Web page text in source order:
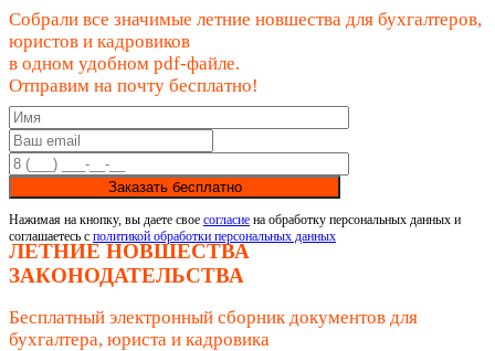
Собрали все значимые летние новшества для бухгалтеров,
юристов и кадровиков
в одном удобном pdf-файле.
Отправим на почту бесплатно!
Заказать бесплатно
Нажимая на кнопку, вы даете свое согласие на обработку персональных данных и
соглашаетесь с политикой обработки персональных данных
ЛЕТНИЕ НОВШЕСТВА
ЗАКОНОДАТЕЛЬСТВА
Бесплатный электронный сборник документов для
бухгалтера, юриста и кадровика